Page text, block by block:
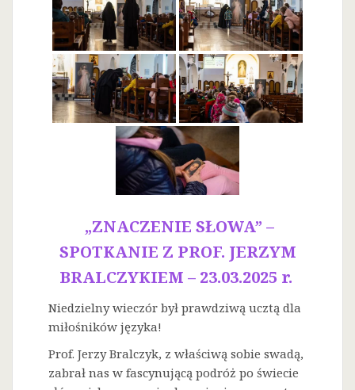
„ZNACZENIE SŁOWA” –
SPOTKANIE Z PROF. JERZYM
BRALCZYKIEM – 23.03.2025 r.
Niedzielny wieczór był prawdziwą ucztą dla
miłośników języka!
Prof. Jerzy Bralczyk, z właściwą sobie swadą,
zabrał nas w fascynującą podróż po świecie